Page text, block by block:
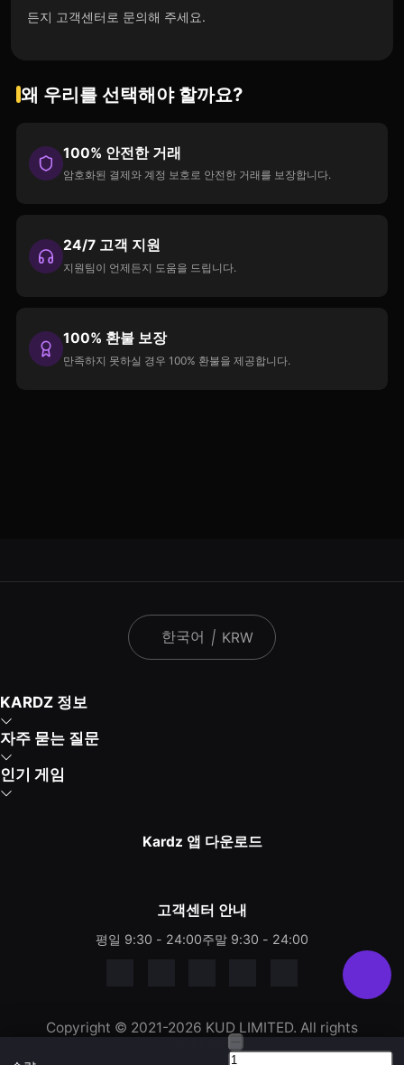
든지 고객센터로 문의해 주세요.
왜 우리를 선택해야 할까요?
100% 안전한 거래
암호화된 결제와 계정 보호로 안전한 거래를 보장합니다.
24/7 고객 지원
지원팀이 언제든지 도움을 드립니다.
100% 환불 보장
만족하지 못하실 경우 100% 환불을 제공합니다.
한국어 | KRW
KARDZ 정보
자주 묻는 질문
인기 게임
Kardz 앱 다운로드
고객센터 안내
평일 9:30 - 24:00주말 9:30 - 24:00
Copyright © 2021-2026 KUD LIMITED. All rights
reserved.